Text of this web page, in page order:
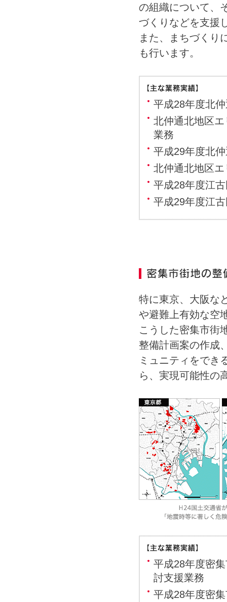
の組織について、
づくりなどを支援
また、まちづくり
も行います。
平成28年度北
北仲通北地区
業務
平成29年度北
北仲通北地区
平成28年度江
平成29年度江
特に東京、大阪な
や避難上有効な空
こうした密集市街
整備計画案の作成
ミュニティをでき
ら、実現可能性の
平成28年度密
討支援業務
平成28年度密